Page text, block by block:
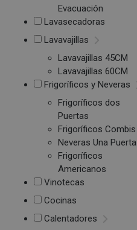
Evacuación
Lavasecadoras
Lavavajillas
Lavavajillas 45CM
Lavavajillas 60CM
Frigoríficos y Neveras
Frigoríficos dos
Puertas
Frigoríficos Combis
Neveras Una Puerta
Frigoríficos
Americanos
Vinotecas
Cocinas
Calentadores